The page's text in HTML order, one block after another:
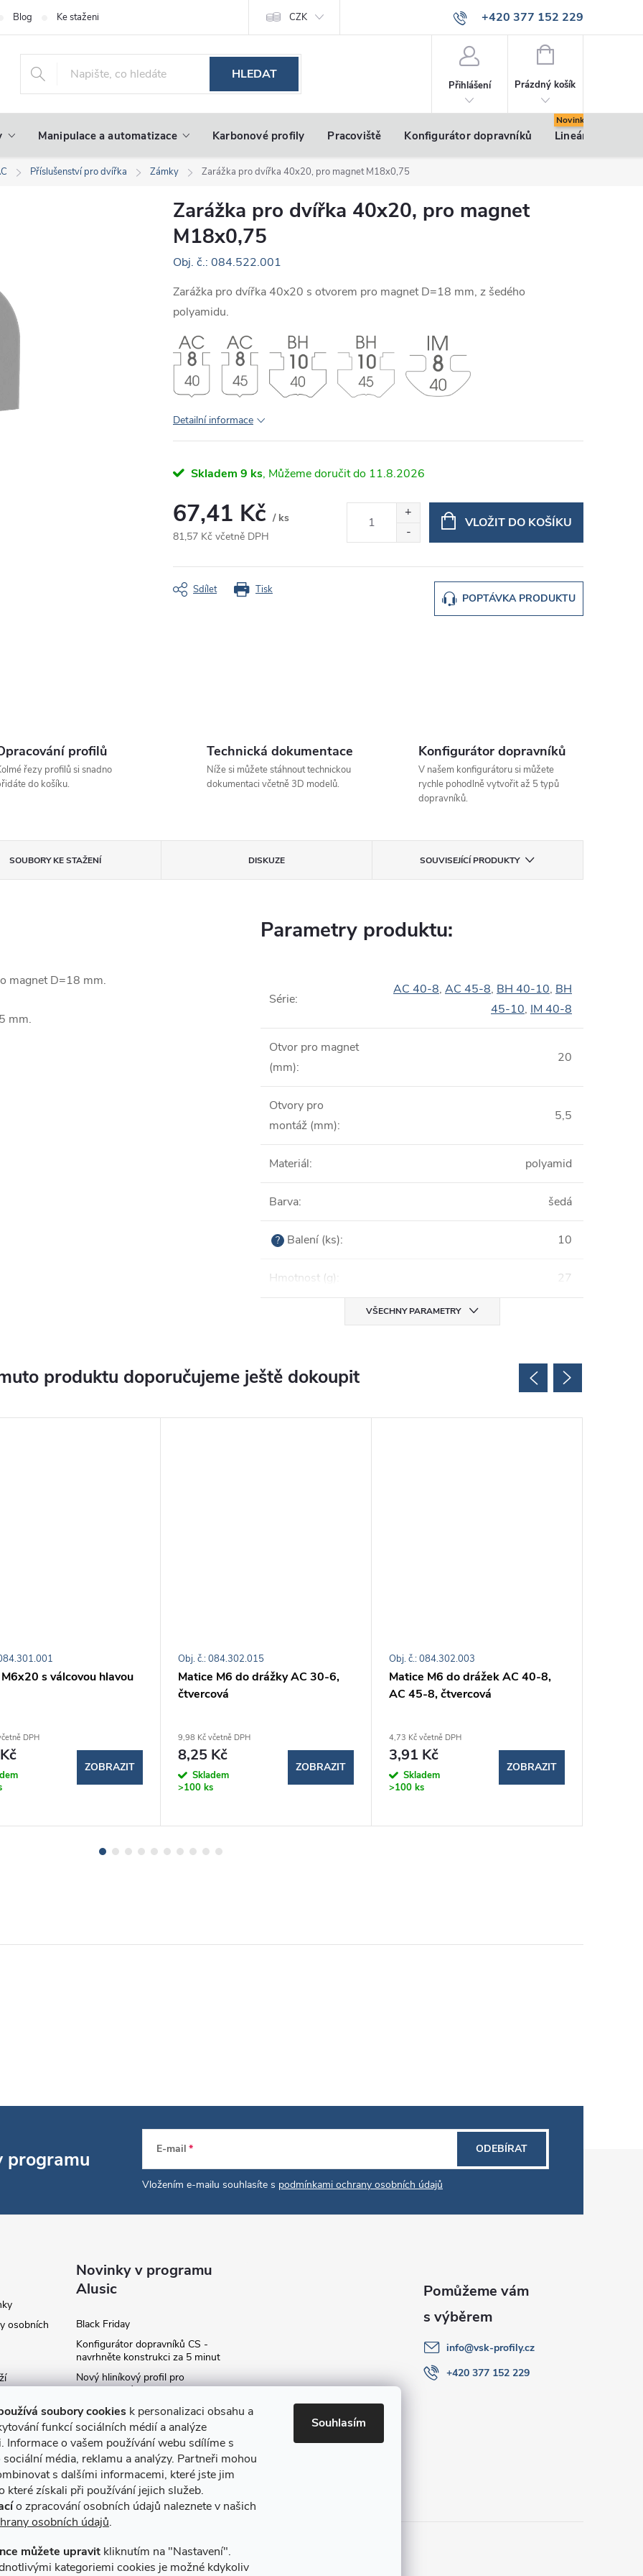
soubory cookies k personalizaci obsahu a
funkcí sociálních médií a analýze
Informace o vašem používání webu sdílíme s
média, reklamu a analýzy. Partneři mohou
s dalšími informacemi, které jste jim
které získali při používání jejich služeb.
o zpracování osobních údajů naleznete v našich
osobních údajů.
můžete upravit kliknutím na "Nastavení".
kategoriemi cookies je možné kdykoliv
Souhlasím
+420 377 152 229
info@vsk-profily.cz
Blog Ke stažení CZK
HLEDAT
Přihlášení
NÁKUPNÍ
Prázdný košík
Manipulace a automatizace Karbonové profily Pracoviště Konfigurátor dopravníků Lineární pohony
Příslušenství pro dvířka Zámky Zarážka pro dvířka 40x20, pro magnet M18x0,75
Zarážka pro dvířka 40x20, pro magnet
M18x0,75
Obj. č.: 084.522.001
Zarážka pro dvířka 40x20 s otvorem pro magnet D=18 mm, z šedého
polyamidu.
Detailní informace
Skladem 9 ks 11.8.2026
67,41 Kč / ks
81,57 Kč včetně DPH
cena:
VLOŽIT DO KOŠÍKU
Tisk
POPTÁVKA PRODUKTU
Sdílet
profilů
řezy profilů si snadno
do košíku.
Technická dokumentace
Níže si můžete stáhnout technickou
dokumentaci včetně 3D modelů.
Konfigurátor dopravníků
V našem konfigurátoru si můžete
rychle pohodlně vytvořit až 5 typů
dopravníků.
SOUBORY KE STAŽENÍ DISKUZE SOUVISEJÍCÍ PRODUKTY
magnet D=18 mm.
mm.
Parametry produktu:
Série:
AC 40-8, AC 45-8, BH 40-10, BH
45-10, IM 40-8
Otvor pro magnet
(mm):
20
Otvory pro
montáž (mm):
5,5
Materiál: polyamid
Barva: šedá
? Balení (ks): 10
Hmotnost (g): 27
VŠECHNY PARAMETRY
produktu doporučujeme ještě dokoupit
s válcovou hlavou
DPH
ZOBRAZIT
Matice M6 do drážky AC 30-6,
čtvercová
9,98 Kč včetně DPH
8,25 Kč
Skladem
>100 ks
ZOBRAZIT
Obj. č.: 084.302.015
Matice M6 do drážek AC 40-8,
AC 45-8, čtvercová
4,73 Kč včetně DPH
3,91 Kč
Skladem
>100 ks
ZOBRAZIT
Obj. č.: 084.302.003
programu E-mail
Vložením e-mailu souhlasíte s podmínkami ochrany osobních údajů
ODEBÍRAT
osobních
Novinky v programu
Alusic
Black Friday
Konfigurátor dopravníků CS -
navrhněte konstrukci za 5 minut
Nový hliníkový profil pro
fotovoltaické panely - kvalita za
Moje označení objednávky
Rozšíření produktové série
stojanů SP
Archiv
info@vsk-profily.cz
+420 377 152 229
online platby Způsoby dopravy